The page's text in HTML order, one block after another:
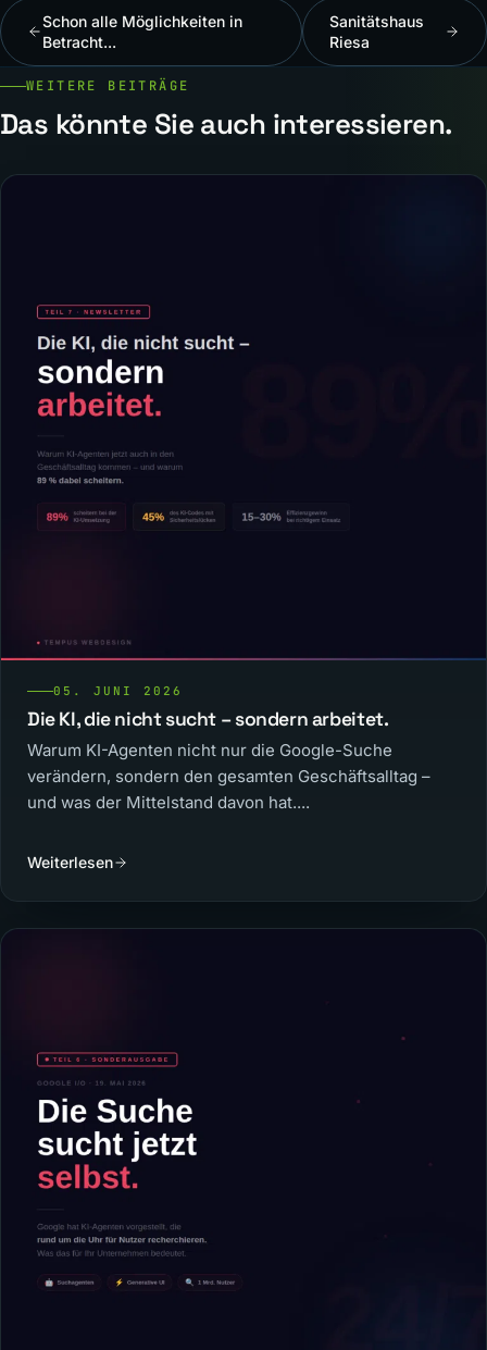
Schon alle Möglichkeiten in
Betracht...
Sanitätshaus
Riesa
WEITERE BEITRÄGE
Das könnte Sie auch interessieren.
05. JUNI 2026
Die KI, die nicht sucht – sondern arbeitet.
Warum KI-Agenten nicht nur die Google-Suche
verändern, sondern den gesamten Geschäftsalltag –
und was der Mittelstand davon hat....
Weiterlesen